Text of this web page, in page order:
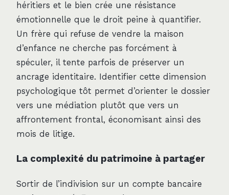
héritiers et le bien crée une résistance
émotionnelle que le droit peine à quantifier.
Un frère qui refuse de vendre la maison
d’enfance ne cherche pas forcément à
spéculer, il tente parfois de préserver un
ancrage identitaire. Identifier cette dimension
psychologique tôt permet d’orienter le dossier
vers une médiation plutôt que vers un
affrontement frontal, économisant ainsi des
mois de litige.
La complexité du patrimoine à partager
Sortir de l’indivision sur un compte bancaire